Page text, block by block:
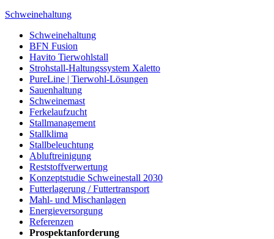
Schweinehaltung
Schweinehaltung
BFN Fusion
Havito Tierwohlstall
Strohstall-Haltungssystem Xaletto
PureLine | Tierwohl-Lösungen
Sauenhaltung
Schweinemast
Ferkelaufzucht
Stallmanagement
Stallklima
Stallbeleuchtung
Abluftreinigung
Reststoffverwertung
Konzeptstudie Schweinestall 2030
Futterlagerung / Futtertransport
Mahl- und Mischanlagen
Energieversorgung
Referenzen
Prospektanforderung